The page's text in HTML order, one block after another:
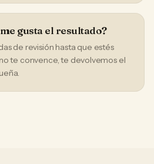
gusta el resultado?
de revisión hasta que estés
te convence, te devolvemos el